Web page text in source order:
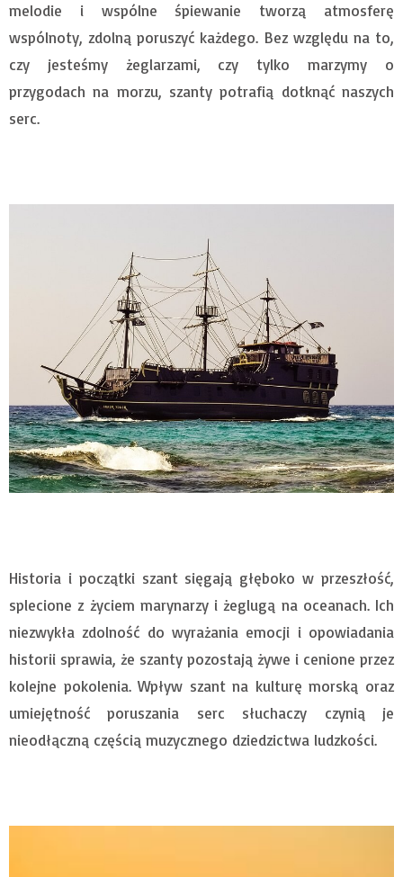
melodie i wspólne śpiewanie tworzą atmosferę
wspólnoty, zdolną poruszyć każdego. Bez względu na to,
czy jesteśmy żeglarzami, czy tylko marzymy o
przygodach na morzu, szanty potrafią dotknąć naszych
serc.
Historia i początki szant sięgają głęboko w przeszłość,
splecione z życiem marynarzy i żeglugą na oceanach. Ich
niezwykła zdolność do wyrażania emocji i opowiadania
historii sprawia, że szanty pozostają żywe i cenione przez
kolejne pokolenia. Wpływ szant na kulturę morską oraz
umiejętność poruszania serc słuchaczy czynią je
nieodłączną częścią muzycznego dziedzictwa ludzkości.